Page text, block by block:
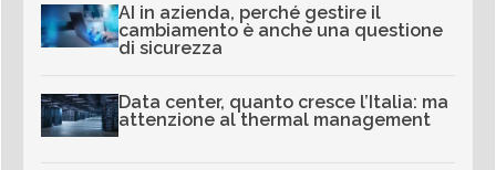
AI in azienda, perché gestire il
cambiamento è anche una questione
di sicurezza
Data center, quanto cresce l’Italia: ma
attenzione al thermal management